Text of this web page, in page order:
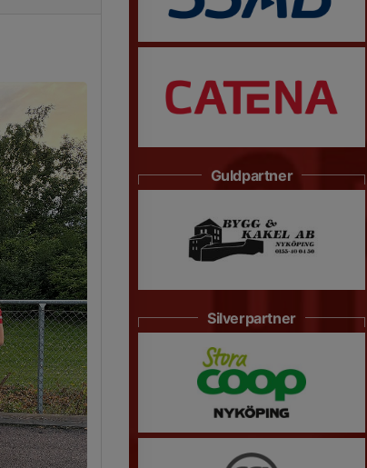
Guldpartner
Silverpartner